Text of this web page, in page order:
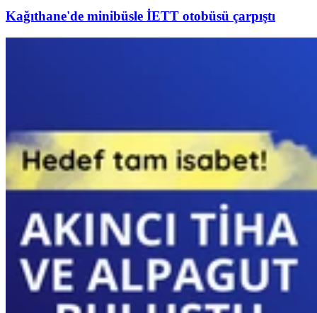
Kağıthane'de minibüsle İETT otobüsü çarpıştı